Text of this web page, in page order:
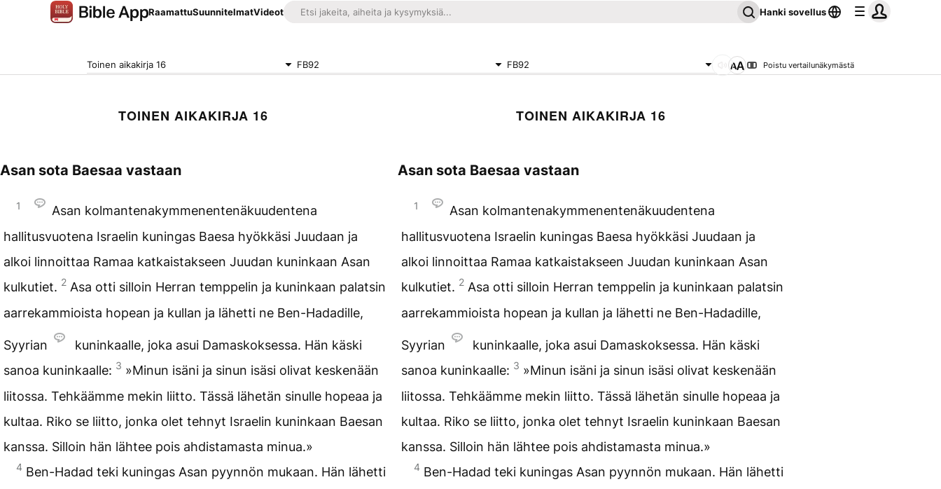
RaamattuSuunnitelmatVideot Hanki sovellus
Toinen aikakirja 16 FB92 FB92 Poistu vertailunäkymästä
TOINEN AIKAKIRJA 16
Asan sota Baesaa vastaan
1
Asan kolmantenakymmenentenäkuudentena
hallitusvuotena Israelin kuningas Baesa hyökkäsi Juudaan ja
alkoi linnoittaa Ramaa katkaistakseen Juudan kuninkaan Asan
kulkutiet. 2 Asa otti silloin Herran temppelin ja kuninkaan palatsin
aarrekammioista hopean ja kullan ja lähetti ne Ben-Hadadille,
Syyrian
kuninkaalle, joka asui Damaskoksessa. Hän käski
sanoa kuninkaalle: 3 »Minun isäni ja sinun isäsi olivat keskenään
liitossa. Tehkäämme mekin liitto. Tässä lähetän sinulle hopeaa ja
kultaa. Riko se liitto, jonka olet tehnyt Israelin kuninkaan Baesan
kanssa. Silloin hän lähtee pois ahdistamasta minua.»
4 Ben-Hadad teki kuningas Asan pyynnön mukaan. Hän lähetti
TOINEN AIKAKIRJA 16
Asan sota Baesaa vastaan
1
Asan kolmantenakymmenentenäkuudentena
hallitusvuotena Israelin kuningas Baesa hyökkäsi Juudaan ja
alkoi linnoittaa Ramaa katkaistakseen Juudan kuninkaan Asan
kulkutiet. 2 Asa otti silloin Herran temppelin ja kuninkaan palatsin
aarrekammioista hopean ja kullan ja lähetti ne Ben-Hadadille,
Syyrian
kuninkaalle, joka asui Damaskoksessa. Hän käski
sanoa kuninkaalle: 3 »Minun isäni ja sinun isäsi olivat keskenään
liitossa. Tehkäämme mekin liitto. Tässä lähetän sinulle hopeaa ja
kultaa. Riko se liitto, jonka olet tehnyt Israelin kuninkaan Baesan
kanssa. Silloin hän lähtee pois ahdistamasta minua.»
4 Ben-Hadad teki kuningas Asan pyynnön mukaan. Hän lähetti